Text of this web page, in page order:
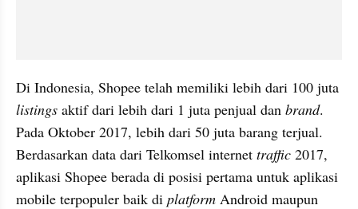
​listings ​aktif ​dari lebih dari 1 juta penjual dan brand​.
Pada Oktober 2017, lebih dari 50 juta barang terjual.
Berdasarkan data dari Telkomsel internet traffic 2017,
aplikasi Shopee berada di posisi pertama untuk aplikasi
mobile terpopuler baik di platform Android maupun